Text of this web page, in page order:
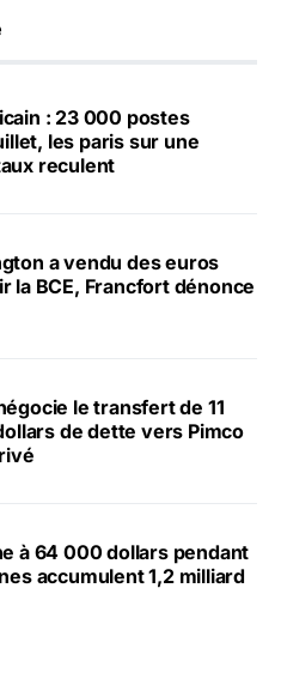
: 23 000 postes
les paris sur une
reculent
a vendu des euros
la BCE, Francfort dénonce
le transfert de 11
de dette vers Pimco
à 64 000 dollars pendant
accumulent 1,2 milliard